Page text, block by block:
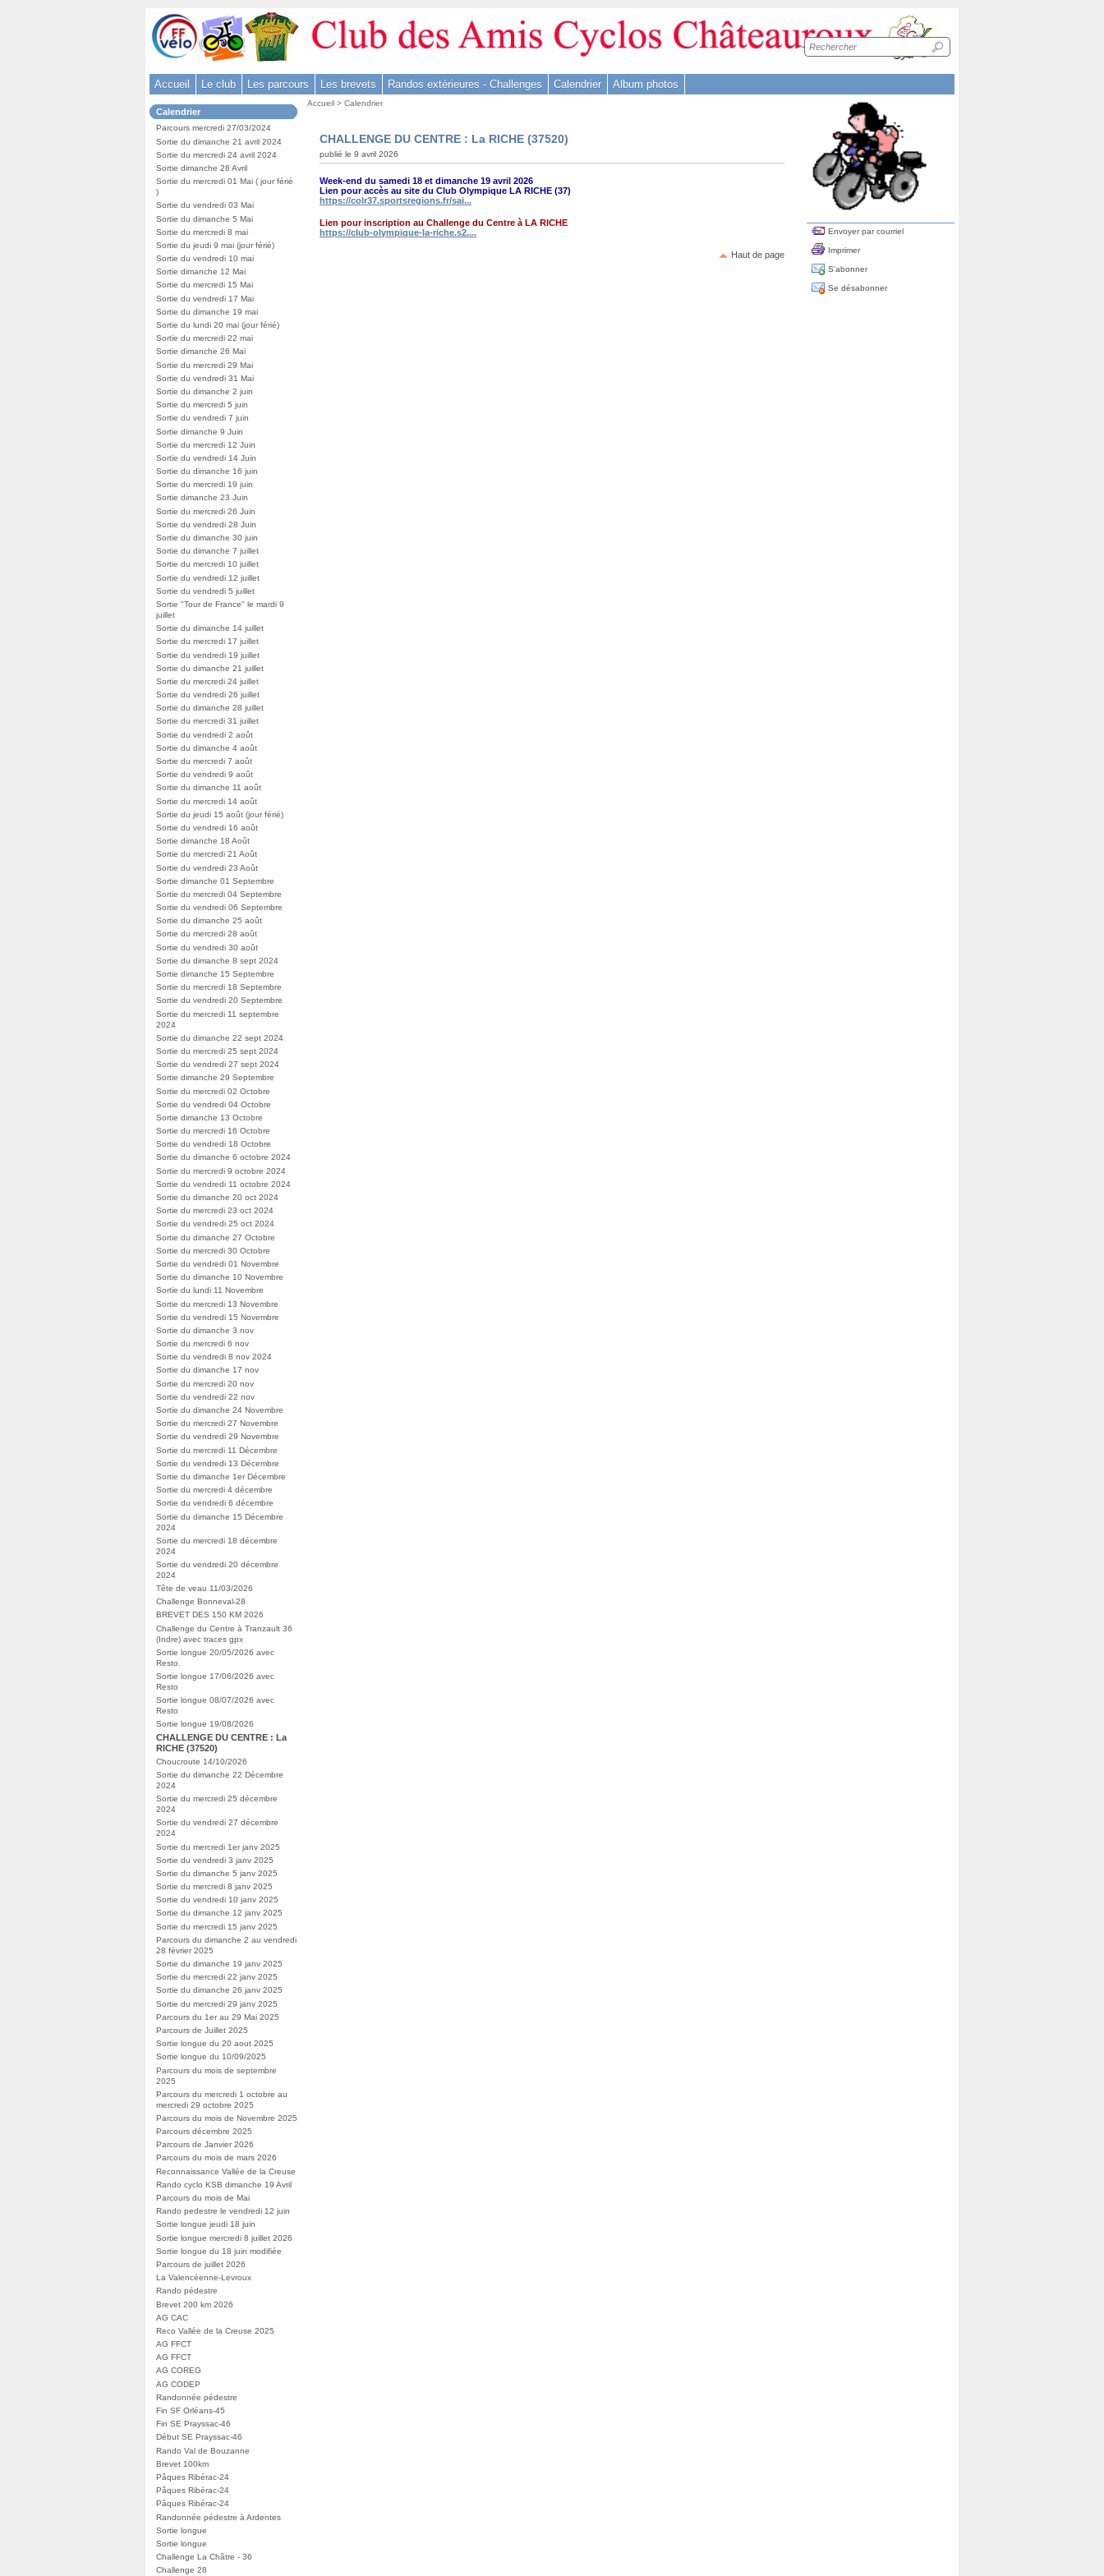
Recherche
sur
site
Accueil Le club Les parcours Les brevets Randos extérieures - Challenges Calendrier Album photos
Dans
la
rubrique
:
Calendrier
Parcours mercredi 27/03/2024
Sortie du dimanche 21 avril 2024
Sortie du mercredi 24 avril 2024
Sortie dimanche 28 Avril
Sortie du mercredi 01 Mai ( jour férié
)
Sortie du vendredi 03 Mai
Sortie du dimanche 5 Mai
Sortie du mercredi 8 mai
Sortie du jeudi 9 mai (jour férié)
Sortie du vendredi 10 mai
Sortie dimanche 12 Mai
Sortie du mercredi 15 Mai
Sortie du vendredi 17 Mai
Sortie du dimanche 19 mai
Sortie du lundi 20 mai (jour férié)
Sortie du mercredi 22 mai
Sortie dimanche 26 Mai
Sortie du mercredi 29 Mai
Sortie du vendredi 31 Mai
Sortie du dimanche 2 juin
Sortie du mercredi 5 juin
Sortie du vendredi 7 juin
Sortie dimanche 9 Juin
Sortie du mercredi 12 Juin
Sortie du vendredi 14 Juin
Sortie du dimanche 16 juin
Sortie du mercredi 19 juin
Sortie dimanche 23 Juin
Sortie du mercredi 26 Juin
Sortie du vendredi 28 Juin
Sortie du dimanche 30 juin
Sortie du dimanche 7 juillet
Sortie du mercredi 10 juillet
Sortie du vendredi 12 juillet
Sortie du vendredi 5 juillet
Sortie "Tour de France" le mardi 9
juillet
Sortie du dimanche 14 juillet
Sortie du mercredi 17 juillet
Sortie du vendredi 19 juillet
Sortie du dimanche 21 juillet
Sortie du mercredi 24 juillet
Sortie du vendredi 26 juillet
Sortie du dimanche 28 juillet
Sortie du mercredi 31 juillet
Sortie du vendredi 2 août
Sortie du dimanche 4 août
Sortie du mercredi 7 août
Sortie du vendredi 9 août
Sortie du dimanche 11 août
Sortie du mercredi 14 août
Sortie du jeudi 15 août (jour férié)
Sortie du vendredi 16 août
Sortie dimanche 18 Août
Sortie du mercredi 21 Août
Sortie du vendredi 23 Août
Sortie dimanche 01 Septembre
Sortie du mercredi 04 Septembre
Sortie du vendredi 06 Septembre
Sortie du dimanche 25 août
Sortie du mercredi 28 août
Sortie du vendredi 30 août
Sortie du dimanche 8 sept 2024
Sortie dimanche 15 Septembre
Sortie du mercredi 18 Septembre
Sortie du vendredi 20 Septembre
Sortie du mercredi 11 septembre
2024
Sortie du dimanche 22 sept 2024
Sortie du mercredi 25 sept 2024
Sortie du vendredi 27 sept 2024
Sortie dimanche 29 Septembre
Sortie du mercredi 02 Octobre
Sortie du vendredi 04 Octobre
Sortie dimanche 13 Octobre
Sortie du mercredi 16 Octobre
Sortie du vendredi 18 Octobre
Sortie du dimanche 6 octobre 2024
Sortie du mercredi 9 octobre 2024
Sortie du vendredi 11 octobre 2024
Sortie du dimanche 20 oct 2024
Sortie du mercredi 23 oct 2024
Sortie du vendredi 25 oct 2024
Sortie du dimanche 27 Octobre
Sortie du mercredi 30 Octobre
Sortie du vendredi 01 Novembre
Sortie du dimanche 10 Novembre
Sortie du lundi 11 Novembre
Sortie du mercredi 13 Novembre
Sortie du vendredi 15 Novembre
Sortie du dimanche 3 nov
Sortie du mercredi 6 nov
Sortie du vendredi 8 nov 2024
Sortie du dimanche 17 nov
Sortie du mercredi 20 nov
Sortie du vendredi 22 nov
Sortie du dimanche 24 Novembre
Sortie du mercredi 27 Novembre
Sortie du vendredi 29 Novembre
Sortie du mercredi 11 Décembre
Sortie du vendredi 13 Décembre
Sortie du dimanche 1er Décembre
Sortie du mercredi 4 décembre
Sortie du vendredi 6 décembre
Sortie du dimanche 15 Décembre
2024
Sortie du mercredi 18 décembre
2024
Sortie du vendredi 20 décembre
2024
Tête de veau 11/03/2026
Challenge Bonneval-28
BREVET DES 150 KM 2026
Challenge du Centre à Tranzault 36
(Indre) avec traces gpx
Sortie longue 20/05/2026 avec
Resto.
Sortie longue 17/06/2026 avec
Resto
Sortie longue 08/07/2026 avec
Resto
Sortie longue 19/08/2026
CHALLENGE DU CENTRE : La
RICHE (37520)
Choucroute 14/10/2026
Sortie du dimanche 22 Décembre
2024
Sortie du mercredi 25 décembre
2024
Sortie du vendredi 27 décembre
2024
Sortie du mercredi 1er janv 2025
Sortie du vendredi 3 janv 2025
Sortie du dimanche 5 janv 2025
Sortie du mercredi 8 janv 2025
Sortie du vendredi 10 janv 2025
Sortie du dimanche 12 janv 2025
Sortie du mercredi 15 janv 2025
Parcours du dimanche 2 au vendredi
28 février 2025
Sortie du dimanche 19 janv 2025
Sortie du mercredi 22 janv 2025
Sortie du dimanche 26 janv 2025
Sortie du mercredi 29 janv 2025
Parcours du 1er au 29 Mai 2025
Parcours de Juillet 2025
Sortie longue du 20 aout 2025
Sortie longue du 10/09/2025
Parcours du mois de septembre
2025
Parcours du mercredi 1 octobre au
mercredi 29 octobre 2025
Parcours du mois de Novembre 2025
Parcours décembre 2025
Parcours de Janvier 2026
Parcours du mois de mars 2026
Reconnaissance Vallée de la Creuse
Rando cyclo KSB dimanche 19 Avril
Parcours du mois de Mai
Rando pedestre le vendredi 12 juin
Sortie longue jeudi 18 juin
Sortie longue mercredi 8 juillet 2026
Sortie longue du 18 juin modifiée
Parcours de juillet 2026
La Valencéenne-Levroux
Rando pédestre
Brevet 200 km 2026
AG CAC
Reco Vallée de la Creuse 2025
AG FFCT
AG FFCT
AG COREG
AG CODEP
Randonnée pédestre
Fin SF Orléans-45
Fin SE Prayssac-46
Début SE Prayssac-46
Rando Val de Bouzanne
Brevet 100km
Pâques Ribérac-24
Pâques Ribérac-24
Pâques Ribérac-24
Randonnée pédestre à Ardentes
Sortie longue
Sortie longue
Challenge La Châtre - 36
Challenge 28
Vous
Accueil >Calendrier
CHALLENGE DU CENTRE : La RICHE (37520)
publié le 9 avril 2026
Week-end du samedi 18 et dimanche 19 avril 2026
Lien pour accès au site du Club Olympique LA RICHE (37)
https://colr37.sportsregions.fr/sai...
Lien pour inscription au Challenge du Centre à LA RICHE
https://club-olympique-la-riche.s2....
Haut de page
Envoyer par courriel
Imprimer
S'abonner
Se désabonner